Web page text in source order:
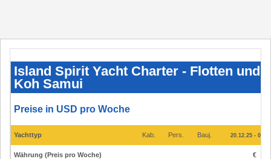
Spirit
Yacht
Charter
Flotten
Preise
2026
Koh
Chang
&
Koh
Island Spirit Yacht Charter - Flotten und
Koh Samui
Preise in USD pro Woche
Yachttyp Kab. Pers. Bauj. 20.12.25 -
Währung (Preis pro Woche) €